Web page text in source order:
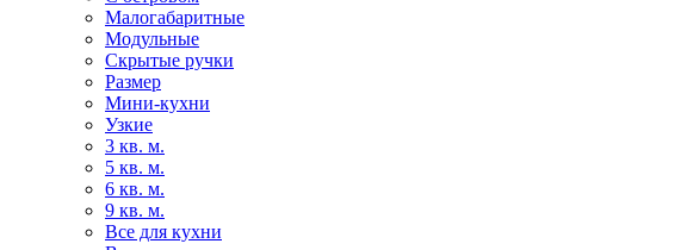
Малогабаритные
Модульные
Скрытые ручки
Размер
Мини-кухни
Узкие
3 кв. м.
5 кв. м.
6 кв. м.
9 кв. м.
Все для кухни